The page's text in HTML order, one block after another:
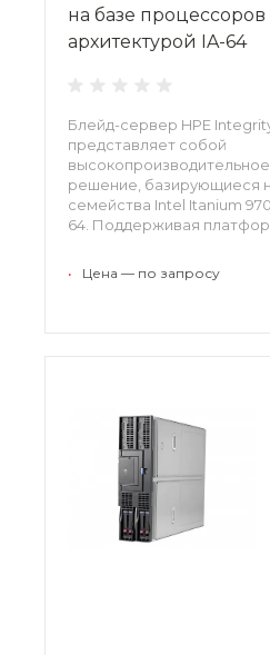
на базе
архитектурой IA-64
Блейд-сервер HPE
представляет собой
решение, базирующиеся
семейства Intel Itanium
64. Поддерживая
приложений и
• Цена — по запросу